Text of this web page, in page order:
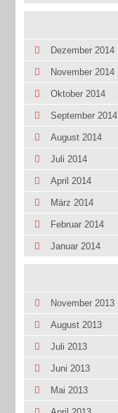
Dezember 2014
November 2014
Oktober 2014
September 2014
August 2014
Juli 2014
April 2014
März 2014
Februar 2014
Januar 2014
November 2013
August 2013
Juli 2013
Juni 2013
Mai 2013